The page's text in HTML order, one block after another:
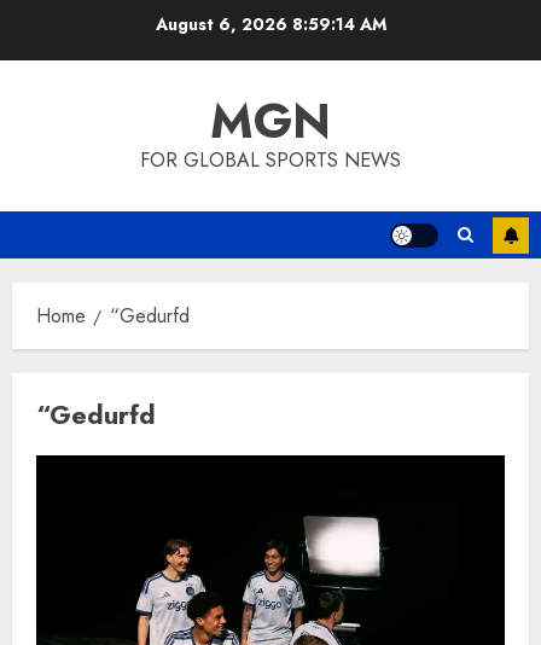
August 6, 2026 8:59:14 AM
MGN
FOR GLOBAL SPORTS NEWS
Home “Gedurfd
“Gedurfd